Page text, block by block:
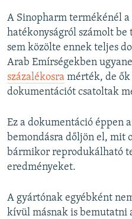
A Sinopharm termékénél a
hatékonyságról számolt be
sem közölte ennek teljes
Arab Emírségekben
százalékosra mérték, de ők
dokumentációt csatoltak
Ez a dokumentáció éppen
bemondásra dőljön el, mit
bármikor reprodukálható
eredményeket.
A gyártónak egyébként
kívül másnak is bemutatni